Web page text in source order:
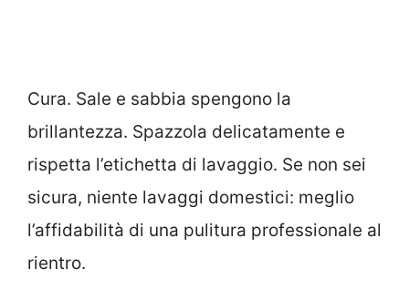
Cura. Sale e sabbia spengono la
brillantezza. Spazzola delicatamente e
rispetta l’etichetta di lavaggio. Se non sei
sicura, niente lavaggi domestici: meglio
l’affidabilità di una pulitura professionale al
rientro.